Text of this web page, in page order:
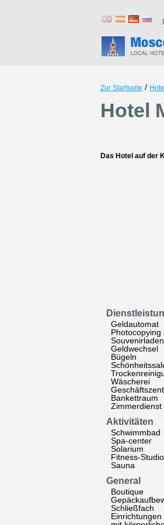
Zur Startseite /
Hotel
Das Hotel auf der
Geldautomat
Photocopying
Souvenirladen
Geldwechsel
Bügeln
Wäscherei
Bankettraum
Zimmerdienst
Aktivitäten
Schwimmbad
Spa-center
Solarium
Fitness-Studio
Sauna
General
Boutique
Schließfach